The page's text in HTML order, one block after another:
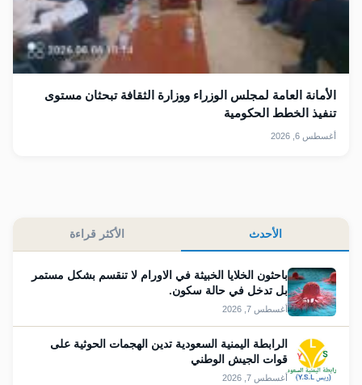
الأمانة العامة لمجلس الوزراء ووزارة الثقافة تبحثان مستوى
تنفيذ الخطط الحكومية
أغسطس 6, 2026
الأحدث الأكثر قراءة
باحثون الخلايا الخبيثة في الاورام لا تنقسم بشكل مستمر
بل تدخل في حالة سكون.
أغسطس 7, 2026
الرابطة اليمنية السعودية تدين الهجمات الحوثية على
قوات الجيش الوطني
أغسطس 7, 2026